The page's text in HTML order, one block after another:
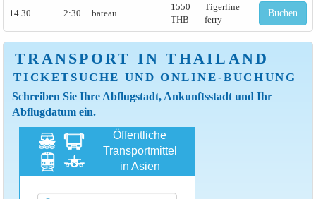
14.30 2:30 bateau
1550
THB
Tigerline
ferry
Buchen
TRANSPORT IN THAILAND
TICKETSUCHE UND ONLINE-BUCHUNG
Schreiben Sie Ihre Abflugstadt, Ankunftsstadt und Ihr
Abflugdatum ein.
Öffentliche
Transportmittel
in Asien